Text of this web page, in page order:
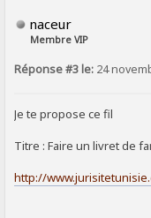
naceur
Membre VIP
Réponse #3 le: 24
Je te propose ce fil
Titre : Faire un livret de
http://